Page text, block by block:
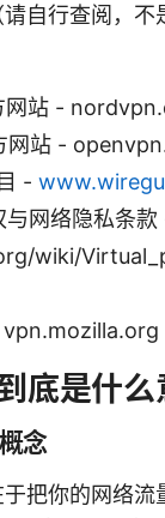
自行查阅，不
网站 -
网站 -
-
网络隐私条款
wiki/
底是什么
念
把你的网络流